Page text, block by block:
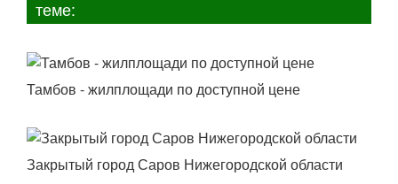
теме:
Тамбов - жилплощади по доступной цене
Закрытый город Саров Нижегородской области